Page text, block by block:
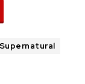
Supernatural